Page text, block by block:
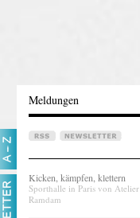
Meldungen
Kicken, kämpfen, klettern
Sporthalle in Paris von Atelier
Ramdam